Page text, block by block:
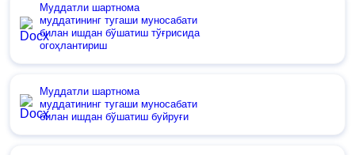
Муддатли шартнома
муддатининг тугаши муносабати
билан ишдан бўшатиш тўғрисида
огоҳлантириш
Муддатли шартнома
муддатининг тугаши муносабати
билан ишдан бўшатиш буйруғи